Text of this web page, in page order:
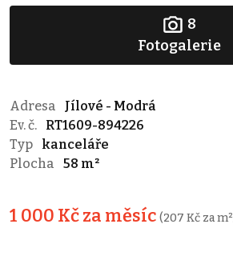
8
Fotogalerie
Adresa
Jílové - Modrá
Ev. č.
RT1609-894226
Typ
kanceláře
Plocha
58 m²
1 000 Kč za měsíc (207 Kč za